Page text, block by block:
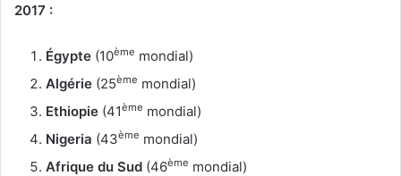
2017 :
Égypte (10ème mondial)
Algérie (25ème mondial)
Ethiopie (41ème mondial)
Nigeria (43ème mondial)
Afrique du Sud (46ème mondial)